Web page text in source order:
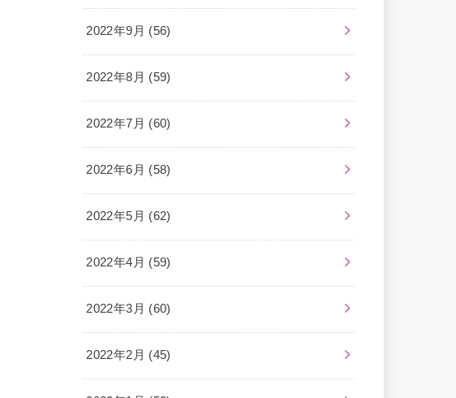
2022年9月 (56)
2022年8月 (59)
2022年7月 (60)
2022年6月 (58)
2022年5月 (62)
2022年4月 (59)
2022年3月 (60)
2022年2月 (45)